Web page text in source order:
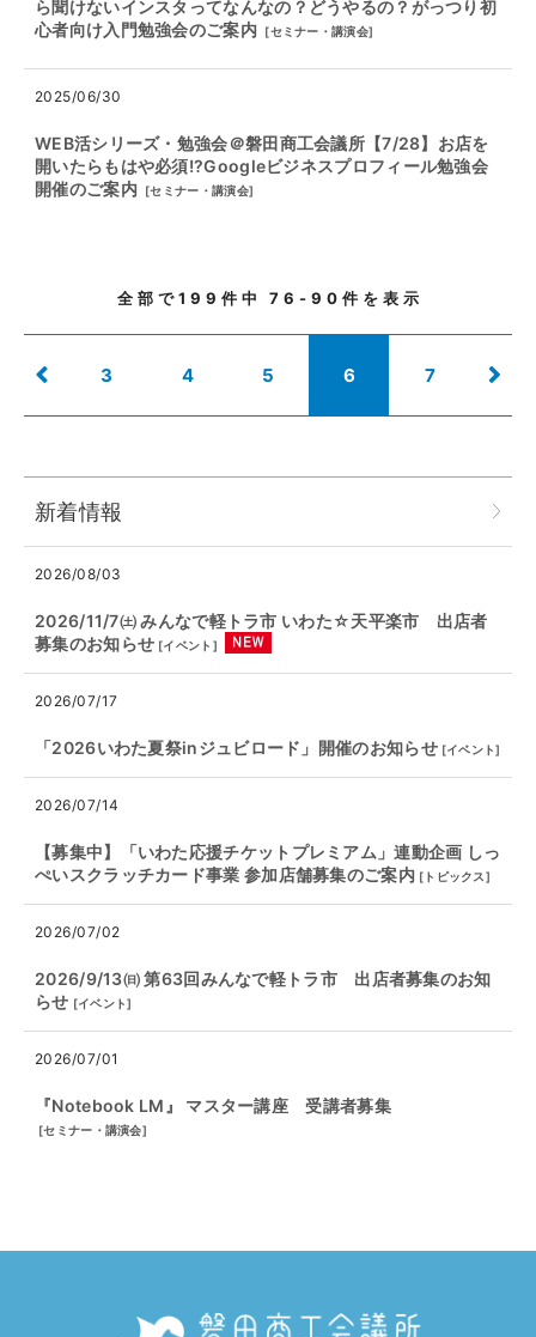
ら聞けないインスタってなんなの？どうやるの？がっつり初
心者向け入門勉強会のご案内 [セミナー・講演会]
2025/06/30
WEB活シリーズ・勉強会＠磐田商工会議所【7/28】お店を
開いたらもはや必須!?Googleビジネスプロフィール勉強会
開催のご案内 [セミナー・講演会]
全部で199 件中76-90 件を表示
3 4 5 6 7
新着情報
2026/08/03
2026/11/7㈯ みんなで軽トラ市 いわた☆天平楽市 出店者
募集のお知らせ [イベント ]
2026/07/17
「2026いわた夏祭inジュビロード」開催のお知らせ [イベント]
2026/07/14
【募集中】「いわた応援チケットプレミアム」連動企画 しっ
ぺいスクラッチカード事業 参加店舗募集のご案内 [ トピックス]
2026/07/02
2026/9/13㈰ 第63回みんなで軽トラ市 出店者募集のお知
らせ [イベント]
2026/07/01
『Notebook LM』 マスター講座 受講者募集
[セミナー・講演会]